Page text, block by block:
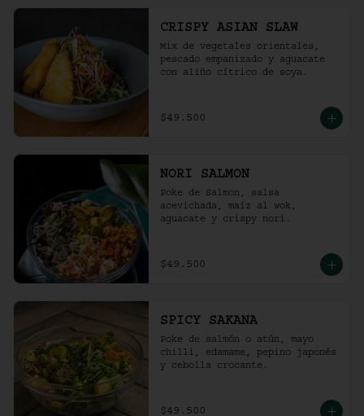
CRISPY ASIAN SLAW
Mix de vegetales orientales,
pescado empanizado y aguacate
con aliño cítrico de soya.
$49.500
NORI SALMON
Poke de Salmon, salsa
acevichada, maíz al wok,
aguacate y crispy nori.
$49.500
SPICY SAKANA
Poke de salmón o atún, mayo
chilli, edamame, pepino japonés
y cebolla crocante.
$49.500